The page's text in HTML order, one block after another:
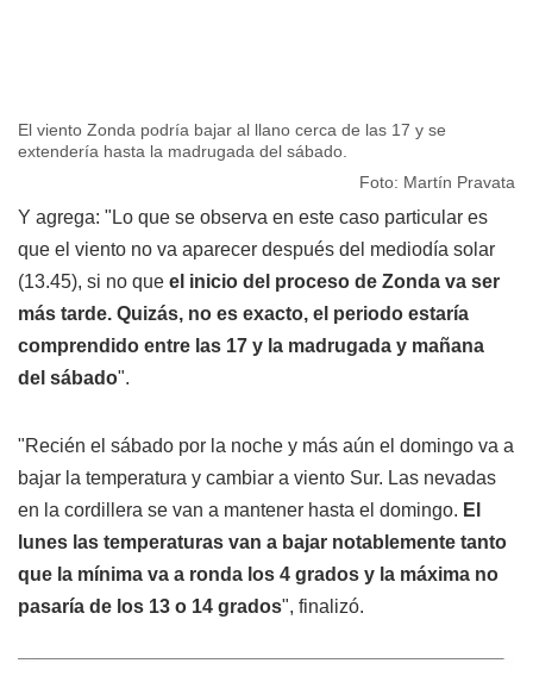
El viento Zonda podría bajar al llano cerca de las 17 y se
extendería hasta la madrugada del sábado.
Foto: Martín Pravata
Y agrega: "Lo que se observa en este caso particular es
que el viento no va aparecer después del mediodía solar
(13.45), si no que el inicio del proceso de Zonda va ser
más tarde. Quizás, no es exacto, el periodo estaría
comprendido entre las 17 y la madrugada y mañana
del sábado".
"Recién el sábado por la noche y más aún el domingo va a
bajar la temperatura y cambiar a viento Sur. Las nevadas
en la cordillera se van a mantener hasta el domingo. El
lunes las temperaturas van a bajar notablemente tanto
que la mínima va a ronda los 4 grados y la máxima no
pasaría de los 13 o 14 grados", finalizó.